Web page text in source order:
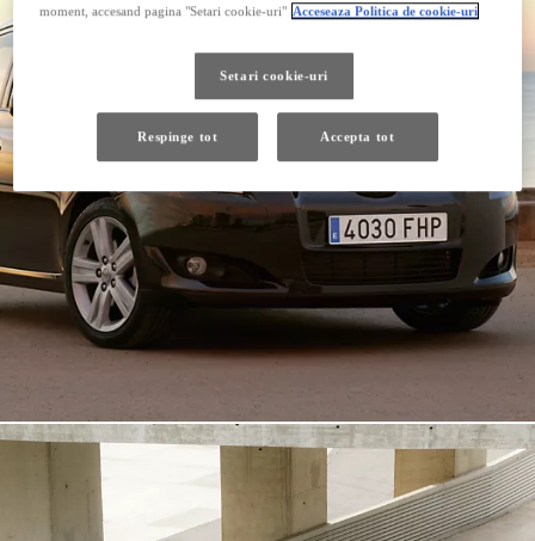
moment, accesand pagina "Setari cookie-uri" Acceseaza Politica de cookie-uri
Setari cookie-uri
Respinge tot Accepta tot